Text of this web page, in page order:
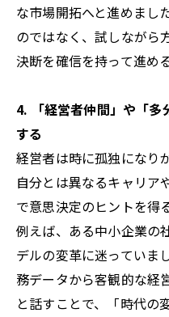
な市場開拓へと進めまし
のではなく、試しながら
決断を確信を持って進め
4. 「経営者仲間」や「多
する
経営者は時に孤独になり
自分とは異なるキャリア
で意思決定のヒントを得
例えば、ある中小企業の
デルの変革に迷っていま
務データから客観的な経
と話すことで、「時代の